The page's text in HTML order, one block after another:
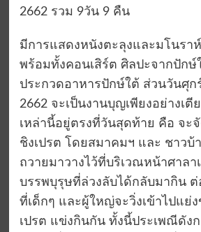
2662 รวม 9วัน 9 คืน
มีการแสดงหนังตะลุงและมโนรา
พร้อมทั้งคอนเสิร์ต ศิลปะจากปักษ์
ประกวดอาหารปักษ์ใต้ ส่วนวันศุก
2662 จะเป็นงานบุญเพียงอย่างเตี
เหล่านี้อยู่ตรงที่วันสุดท้าย คือ จะ
ชิงเปรต โดยสมาคมฯ และ ชาวบ้
ถวายมาวางไว้ที่บริเวณหน้าศาลา
บรรพบุรุษที่ล่วงลับได้กลับมากิน
ที่เด็กๆ และผู้ใหญ่จะวิ่งเข้าไปแย่
เปรต แข่งกินกัน ทั้งนี้ประเพณีดัง